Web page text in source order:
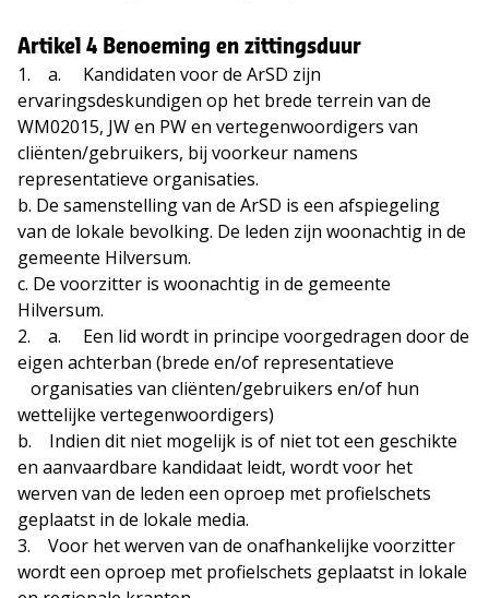
Artikel 4 Benoeming en zittingsduur
1. a. Kandidaten voor de ArSD zijn
ervaringsdeskundigen op het brede terrein van de
WM02015, JW en PW en vertegenwoordigers van
cliënten/gebruikers, bij voorkeur namens
representatieve organisaties.
b. De samenstelling van de ArSD is een afspiegeling
van de lokale bevolking. De leden zijn woonachtig in de
gemeente Hilversum.
c. De voorzitter is woonachtig in de gemeente
Hilversum.
2. a. Een lid wordt in principe voorgedragen door de
eigen achterban (brede en/of representatieve
organisaties van cliënten/gebruikers en/of hun
wettelijke vertegenwoordigers)
b. Indien dit niet mogelijk is of niet tot een geschikte
en aanvaardbare kandidaat leidt, wordt voor het
werven van de leden een oproep met profielschets
geplaatst in de lokale media.
3. Voor het werven van de onafhankelijke voorzitter
wordt een oproep met profielschets geplaatst in lokale